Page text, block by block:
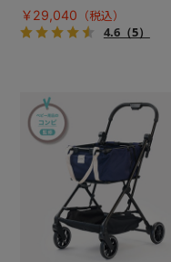
￥29,040
4.6（5）